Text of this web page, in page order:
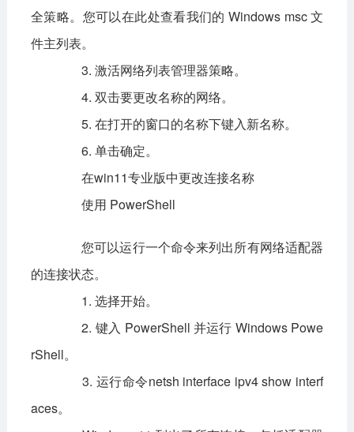
全策略。您可以在此处查看我们的 Windows msc 文
件主列表。
3. 激活网络列表管理器策略。
4. 双击要更改名称的网络。
5. 在打开的窗口的名称下键入新名称。
6. 单击确定。
在win11专业版中更改连接名称
使用 PowerShell
您可以运行一个命令来列出所有网络适配器
的连接状态。
1. 选择开始。
2. 键入 PowerShell 并运行 Windows Powe
rShell。
3. 运行命令netsh interface ipv4 show interf
aces。